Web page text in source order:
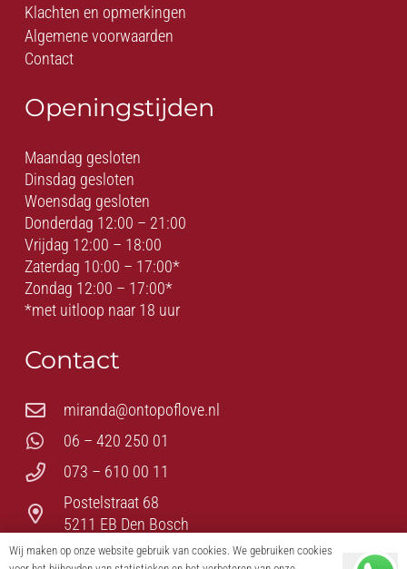
Klachten en opmerkingen
Algemene voorwaarden
Contact
Openingstijden
Maandag gesloten
Dinsdag gesloten
Woensdag gesloten
Donderdag 12:00 – 21:00
Vrijdag 12:00 – 18:00
Zaterdag 10:00 – 17:00*
Zondag 12:00 – 17:00*
*met uitloop naar 18 uur
Contact
miranda@ontopoflove.nl
06 – 420 250 01
073 – 610 00 11
Postelstraat 68
5211 EB Den Bosch
Wij maken op onze website gebruik van cookies. We gebruiken cookies